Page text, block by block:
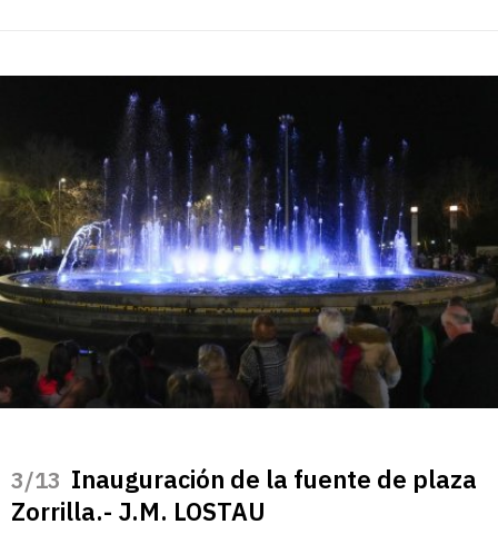
/13 Inauguración de la fuente de plaza
Zorrilla.- J.M. LOSTAU